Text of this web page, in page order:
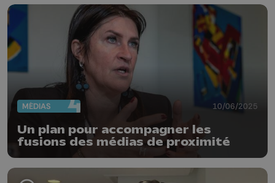
MÉDIAS 10/06/2025
Un plan pour accompagner les
fusions des médias de proximité